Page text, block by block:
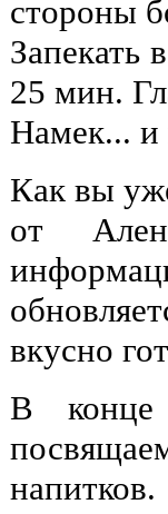
стороны
Запекать
25 мин.
Намек... и
Как вы
от
вкусно
В конце
напитков.